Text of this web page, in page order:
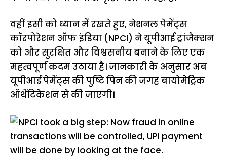
वहीं इसी को ध्यान में रखते हुए, नेशनल पेमेंट्स
कॉरपोरेशन ऑफ इंडिया (NPCI) ने यूपीआई ट्रांजैक्शन
को और सुरक्षित और विश्वसनीय बनाने के लिए एक
महत्वपूर्ण कदम उठाया है। जानकारी के अनुसार अब
यूपीआई पेमेंट्स की पुष्टि पिन की जगह बायोमेट्रिक
ऑथेंटिकेशन से की जाएगी।